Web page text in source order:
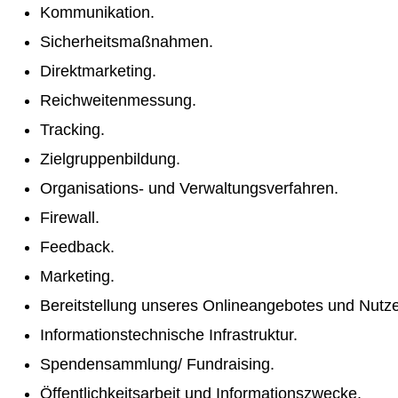
Kommunikation.
Sicherheitsmaßnahmen.
Direktmarketing.
Reichweitenmessung.
Tracking.
Zielgruppenbildung.
Organisations- und Verwaltungsverfahren.
Firewall.
Feedback.
Marketing.
Bereitstellung unseres Onlineangebotes und
Informationstechnische Infrastruktur.
Spendensammlung/ Fundraising.
Öffentlichkeitsarbeit und Informationszwecke.